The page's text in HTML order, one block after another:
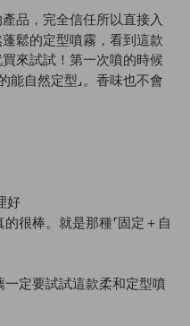
品，完全信任所以直接入
鬆的定型噴霧，看到這款
買來試試！第一次噴的時候
能自然定型」。香味也不會
好
很棒。就是那種「固定＋自
定要試試這款柔和定型噴